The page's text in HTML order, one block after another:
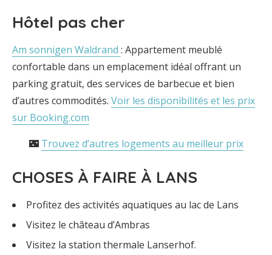
Hôtel pas cher
Am sonnigen Waldrand : Appartement meublé
confortable dans un emplacement idéal offrant un
parking gratuit, des services de barbecue et bien
d’autres commodités. Voir les disponibilités et les prix
sur Booking.com
🌃 Trouvez d’autres logements au meilleur prix
CHOSES À FAIRE À LANS
Profitez des activités aquatiques au lac de Lans
Visitez le château d’Ambras
Visitez la station thermale Lanserhof.